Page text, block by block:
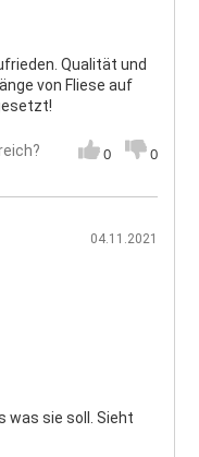
Qualität und
von Fliese auf
0 0
04.11.2021
was sie soll. Sieht